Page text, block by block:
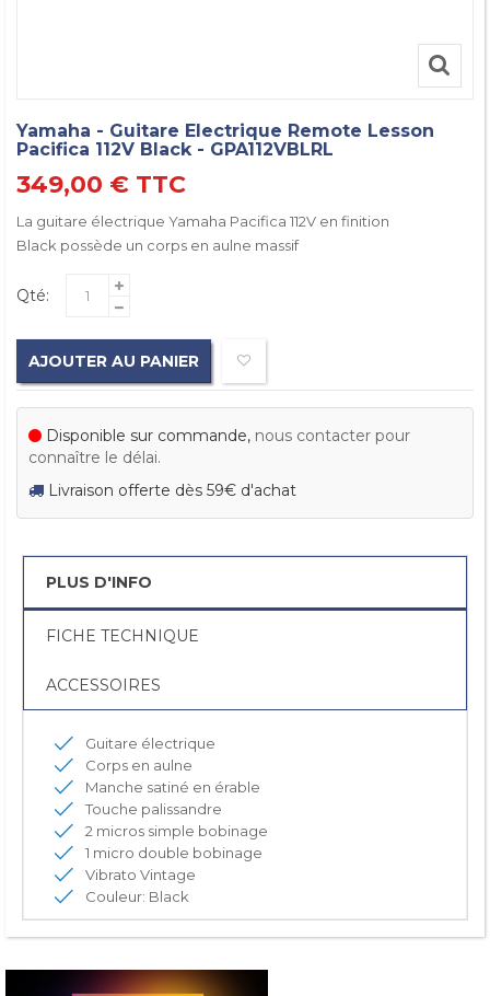
Yamaha - Guitare Electrique Remote Lesson
Pacifica 112V Black - GPA112VBLRL
349,00 € TTC
La guitare électrique Yamaha Pacifica 112V en finition
Black possède un corps en aulne massif
Qté:
AJOUTER AU PANIER
Disponible sur commande, nous contacter pour
connaître le délai.
Livraison offerte dès 59€ d'achat
PLUS D'INFO
FICHE TECHNIQUE
ACCESSOIRES
Guitare électrique
Corps en aulne
Manche satiné en érable
Touche palissandre
2 micros simple bobinage
1 micro double bobinage
Vibrato Vintage
Couleur: Black